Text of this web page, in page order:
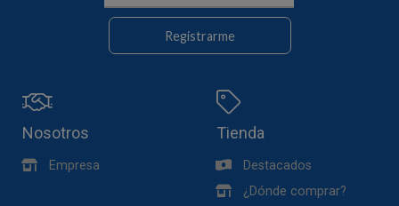
Registrarme
Nosotros
Empresa
Tienda
Destacados
¿Dónde comprar?